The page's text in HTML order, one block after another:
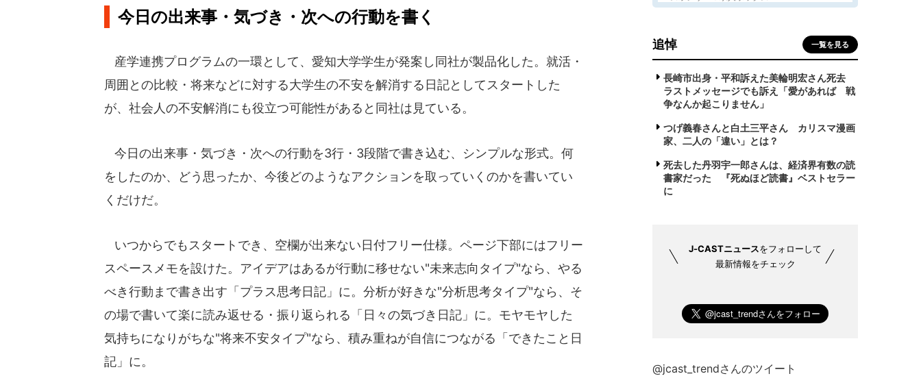
今日の出来事・気づき・次への行動を書く
産学連携プログラムの一環として、愛知大学学生が発案し同社が製品化した。就活・
周囲との比較・将来などに対する大学生の不安を解消する日記としてスタートした
が、社会人の不安解消にも役立つ可能性があると同社は見ている。
今日の出来事・気づき・次への行動を3行・3段階で書き込む、シンプルな形式。何
をしたのか、どう思ったか、今後どのようなアクションを取っていくのかを書いてい
くだけだ。
いつからでもスタートでき、空欄が出来ない日付フリー仕様。ページ下部にはフリー
スペースメモを設けた。アイデアはあるが行動に移せない"未来志向タイプ"なら、やる
べき行動まで書き出す「プラス思考日記」に。分析が好きな"分析思考タイプ"なら、そ
の場で書いて楽に読み返せる・振り返られる「日々の気づき日記」に。モヤモヤした
気持ちになりがちな"将来不安タイプ"なら、積み重ねが自信につながる「できたこと日
記」に。
追悼 一覧を見る
長崎市出身・平和訴えた美輪明宏さん死去
ラストメッセージでも訴え「愛があれば 戦
争なんか起こりません」
つげ義春さんと白土三平さん カリスマ漫画
家、二人の「違い」とは？
死去した丹羽宇一郎さんは、経済界有数の読
書家だった 『死ぬほど読書』ベストセラー
に
J-CASTニュースをフォローして
最新情報をチェック
@jcast_trendさんのツイート